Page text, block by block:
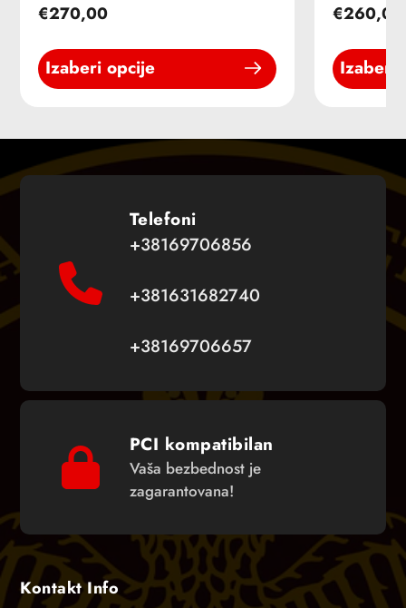
€270,00
Izaberi opcije
€260,00
Izaberi
Telefoni
+38169706856
+381631682740
+38169706657
PCI kompatibilan
Vaša bezbednost je
zagarantovana!
Kontakt Info